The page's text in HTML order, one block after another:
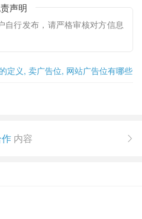
声明
自行发布，请严格审核对方信息
定义, 卖广告位, 网站广告位有哪些
内容 